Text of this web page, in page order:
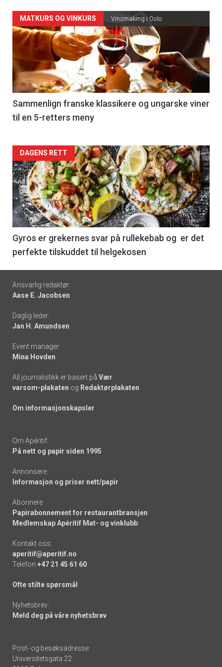
Forsiden
akkurat
nå
-
5
MATKURS OG VINKURS Vinsmaking i Oslo
Sammenlign franske klassikere og ungarske viner
til en 5-retters meny
Forsiden
akkurat
nå
-
6
DAGENS RETT
Gyros er grekernes svar på rullekebab og er det
perfekte tilskuddet til helgekosen
Footer
-
links
Ansvarlig redaktør:
Aase E. Jacobsen
Daglig leder:
Jan H. Amundsen
Event manager:
Mina Hovden
All journalistikk er basert på Vær
varsom-plakaten og Redaktørplakaten
Om informasjonskapsler
Om Apéritif:
På nett og papir siden 1995
Annonsere:
Informasjon og priser nett/papir
Abonnere:
Papirabonnement for restaurantbransjen
Medlemskap Apéritif Mat- og vinklubb
Kontakt oss:
aperitif@aperitif.no
Telefon +47 21 45 61 60
Ofte stilte spørsmål
Nyhetsbrev:
Meld deg på våre nyhetsbrev
Post- og besøksadresse:
Universitetsgata 22